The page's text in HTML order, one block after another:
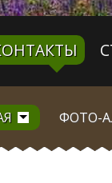
ФОТО-